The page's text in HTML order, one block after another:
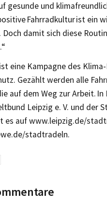
gesunde und
Fahrradkultur ist ein
damit sich diese
eine Kampagne des
Gezählt werden alle
auf dem Weg zur Arbeit.
Leipzig e. V. und der
es auf www.leipzig.de/
stadtradeln.